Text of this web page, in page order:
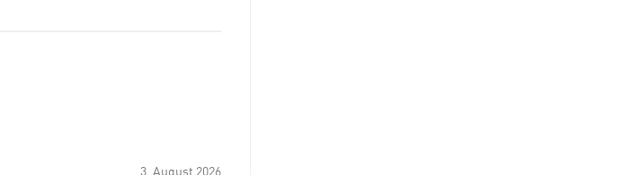
3. August 2026